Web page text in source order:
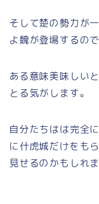
そして楚の勢力が
よ魏が登場するの
ある意味美味しい
とる気がします。
自分たちはは完全
に什虎城だけをも
見せるのかもしれま